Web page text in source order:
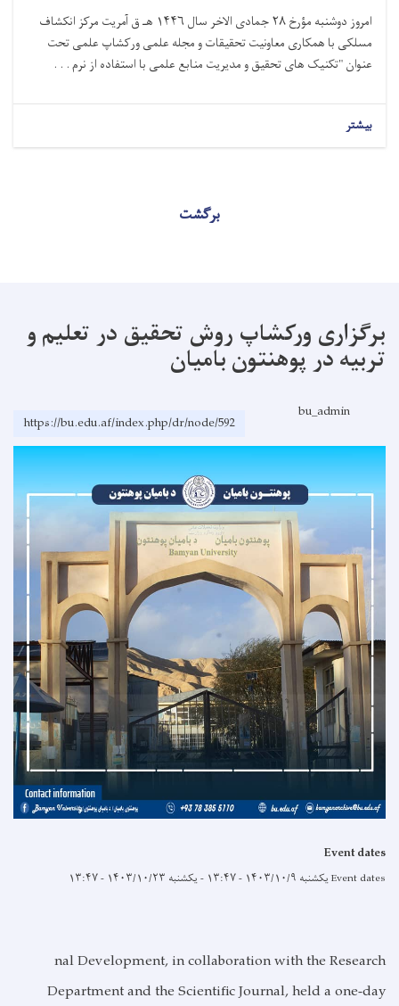
امروز دوشنبه مؤرخ ۲۸ جمادی الاخر سال ۱۴۴۶ هـ ق آمریت مرکز انکشاف
مسلکی با همکاری معاونیت تحقیقات و مجله علمی ورکشاپ علمی تحت
عنوان "تکنیک های تحقیق و مدیریت منابع علمی با استفاده از نرم . . .
بیشتر
برگشت
برگزاری ورکشاپ روش تحقیق در تعلیم و
تربیه در پوهنتون بامیان
bu_admin
https://bu.edu.af/index.php/dr/node/592
Event dates
Event datesیکشنبه ۱۴۰۳/۱۰/۹ - ۱۳:۴۷ -یکشنبه ۱۴۰۳/۱۰/۲۳ - ۱۳:۴۷
nal Development, in collaboration with the Research
Department and the Scientific Journal, held a one-day